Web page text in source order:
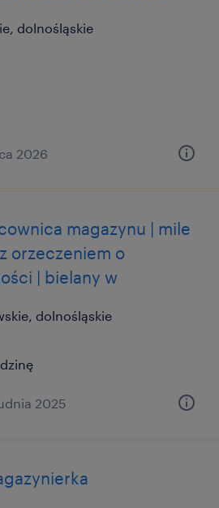
dolnośląskie
2026
magazynu | mile
orzeczeniem o
| bielany w
dolnośląskie
2025